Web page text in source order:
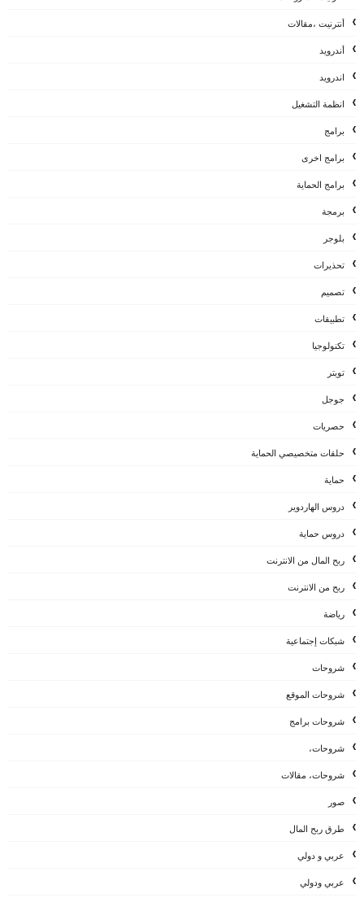
أنترنيت ،مقالات
أندرويد
اندرويد
انظمة التشغيل
برامج
برامج اخرى
برامج الحماية
برمجة
بلوجر
تحذيرات
تصميم
تطبيقات
تكنولوجيا
تويتر
جوجل
حصريات
حلقات متخصيصي الحماية
حماية
دروس الهاردوير
دروس حماية
ربح المال من الانترنت
ربح من الانترنت
رياضة
شبكات إجتماعية
شروحات
شروحات الموقع
شروحات برامج
شروحات،
شروحات، مقالات
صور
طرق ربح المال
عربي و دولي
عربي ودولي